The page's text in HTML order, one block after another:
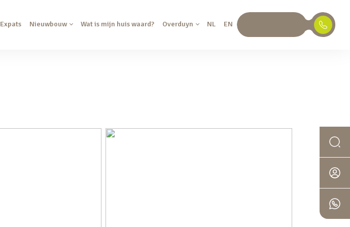
Expats Nieuwbouw Wat is mijn huis waard? Overduyn NL EN